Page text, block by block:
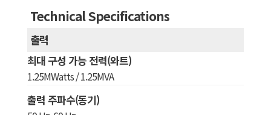
Technical Specifications
출력
최대 구성 가능 전력(와트)
1.25MWatts / 1.25MVA
출력 주파수(동기)